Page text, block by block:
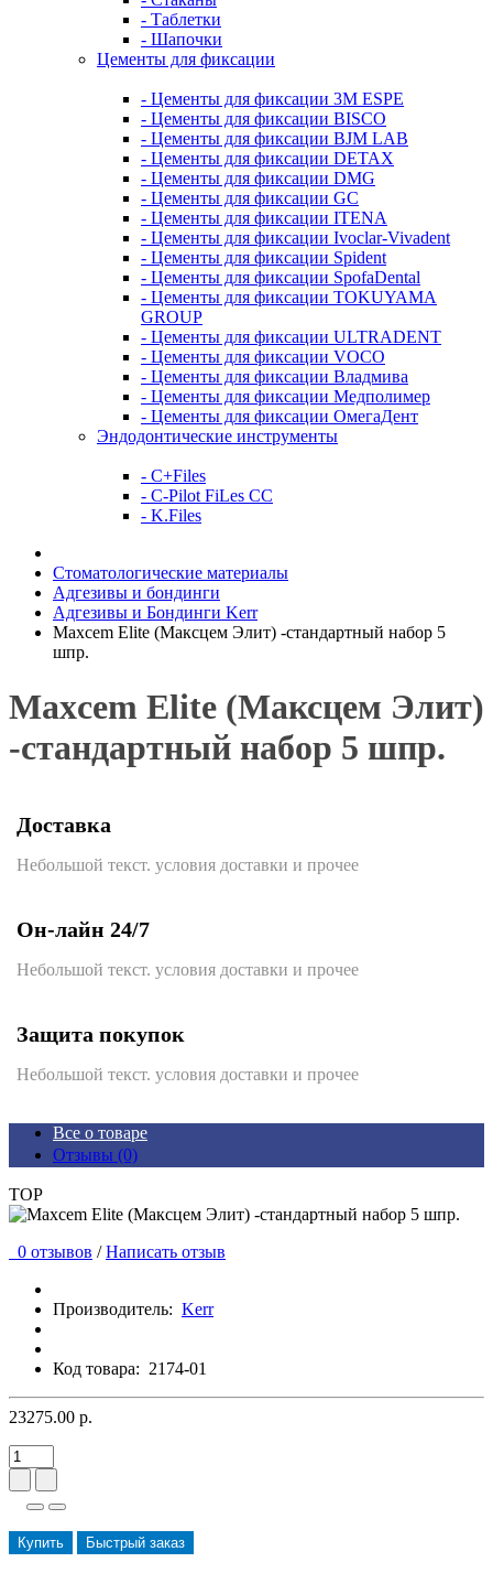
- Таблетки
- Шапочки
Цементы для фиксации
- Цементы для фиксации 3M ESPE
- Цементы для фиксации BISCO
- Цементы для фиксации BJM LAB
- Цементы для фиксации DETAX
- Цементы для фиксации DMG
- Цементы для фиксации GC
- Цементы для фиксации ITENA
- Цементы для фиксации Ivoclar-Vivadent
- Цементы для фиксации Spident
- Цементы для фиксации SpofaDental
- Цементы для фиксации TOKUYAMA
GROUP
- Цементы для фиксации ULTRADENT
- Цементы для фиксации VOCO
- Цементы для фиксации Владмива
- Цементы для фиксации Медполимер
- Цементы для фиксации ОмегаДент
Эндодонтические инструменты
- C+Files
- C-Pilot FiLes CC
- K.Files
Стоматологические материалы
Адгезивы и бондинги
Адгезивы и Бондинги Kerr
Maxcem Elite (Максцем Элит) -стандартный набор 5
шпр.
Maxcem Elite (Максцем Элит)
-стандартный набор 5 шпр.
Доставка
Небольшой текст. условия доставки и прочее
Он-лайн 24/7
Небольшой текст. условия доставки и прочее
Защита покупок
Небольшой текст. условия доставки и прочее
Все о товаре
Отзывы (0)
TOP
0 отзывов / Написать отзыв
Производитель: Kerr
Код товара: 2174-01
23275.00 р.
Купить Быстрый заказ